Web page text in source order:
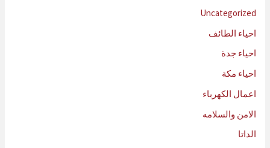
Uncategorized
احياء الطائف
احياء جدة
احياء مكة
اعمال الكهرباء
الامن والسلامه
الداتا